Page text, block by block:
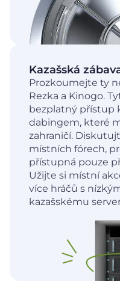
Kazašská
Prozkoumejte ty
Rezka a Kinogo.
bezplatný přístup
dabingem, které
zahraničí.
místních fórech,
přístupná pouze
Užijte si místní
více hráčů s
kazašskému